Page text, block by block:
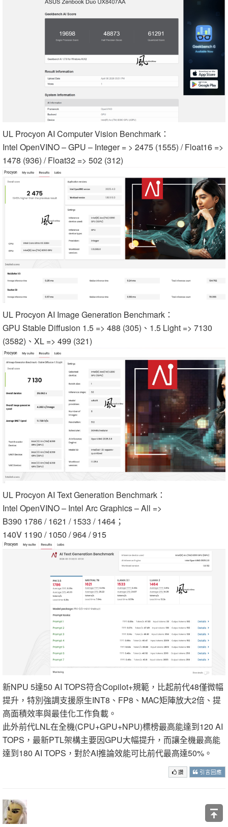
UL Procyon AI Computer Vision Benchmark：
Intel OpenVINO – GPU – Integer = > 2475 (1555) / Float16 =>
1478 (936) / Float32 => 502 (312)
UL Procyon AI Image Generation Benchmark：
GPU Stable Diffusion 1.5 => 488 (305)、1.5 Light => 7130
(3582)、XL => 499 (321)
UL Procyon AI Text Generation Benchmark：
Intel OpenVINO – Intel Arc Graphics – All =>
B390 1786 / 1621 / 1533 / 1464；
140V 1190 / 1050 / 964 / 915
新NPU 5達50 AI TOPS符合Copilot+規範，比起前代48僅微幅
提升，特別強調支援原生INT8、FP8、MAC矩陣放大2倍、提
高面積效率與最佳化工作負載。
此外前代LNL在全機(CPU+GPU+NPU)標榜最高能達到120 AI
TOPS，最新PTL架構主要因GPU大幅提升，而讓全機最高能
達到180 AI TOPS，對於AI推論效能可比前代最高達50%。
讚 引言回應